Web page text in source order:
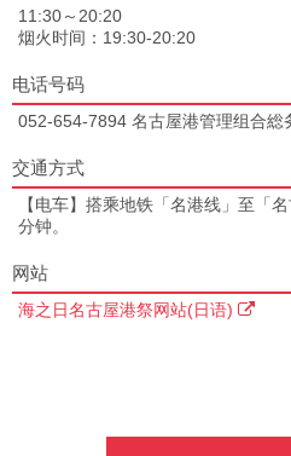
11:30～20:20
烟火时间：19:30-20:20
电话号码
052-654-7894 名古屋港管理组合総
交通方式
【电车】搭乘地铁「名港线」至「
分钟。
网站
海之日名古屋港祭网站(日语)